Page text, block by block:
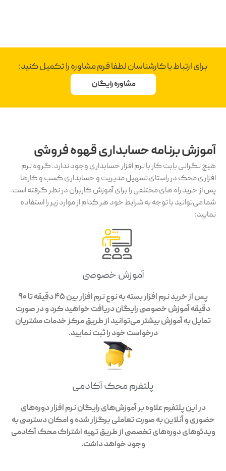
برای ارتباط با کارشناسان لطفا فرم مشاوره را تکمیل کنید:
مشاوره رایگان
آموزش برنامه حسابداری قهوه فروشی
هیچ نگرانی بابت کار با نرم افزار حسابداری وجود ندارد. گروه نرم
افزاری محک در راستای تسهیل مدیریت و حسابداری کسب و کارها
پس از خرید راه های مختلفی را برای آموزش کاربران در نظر گرفته است.
شما می‌توانید با توجه به شرایط خود هر کدام از موارد زیر را استفاده
نمایید:
آموزش خصوصی
پس از خرید نرم افزار بسته به نوع نرم افزار بین 45 دقیقه تا 90
دقیقه آموزش خصوصی رایگان دریافت خواهید کرد و در صورت
تمایل به آموزش بیشتر می‌توانید از طریق مرکز خدمات مشتریان
درخواست خود را ثبت نمایید.
پلتفرم محک آکادمی
در این پلتفرم علاوه بر آموزش‌های رایگان نرم افزار دوره‌های
حضوری و آنلاین به صورت تعاملی برگزار شده و امکان دسترسی به
ویدئوهای دوره‌های تخصصی از طریق تهیه اشتراک محک آکادمی
وجود خواهد داشت.